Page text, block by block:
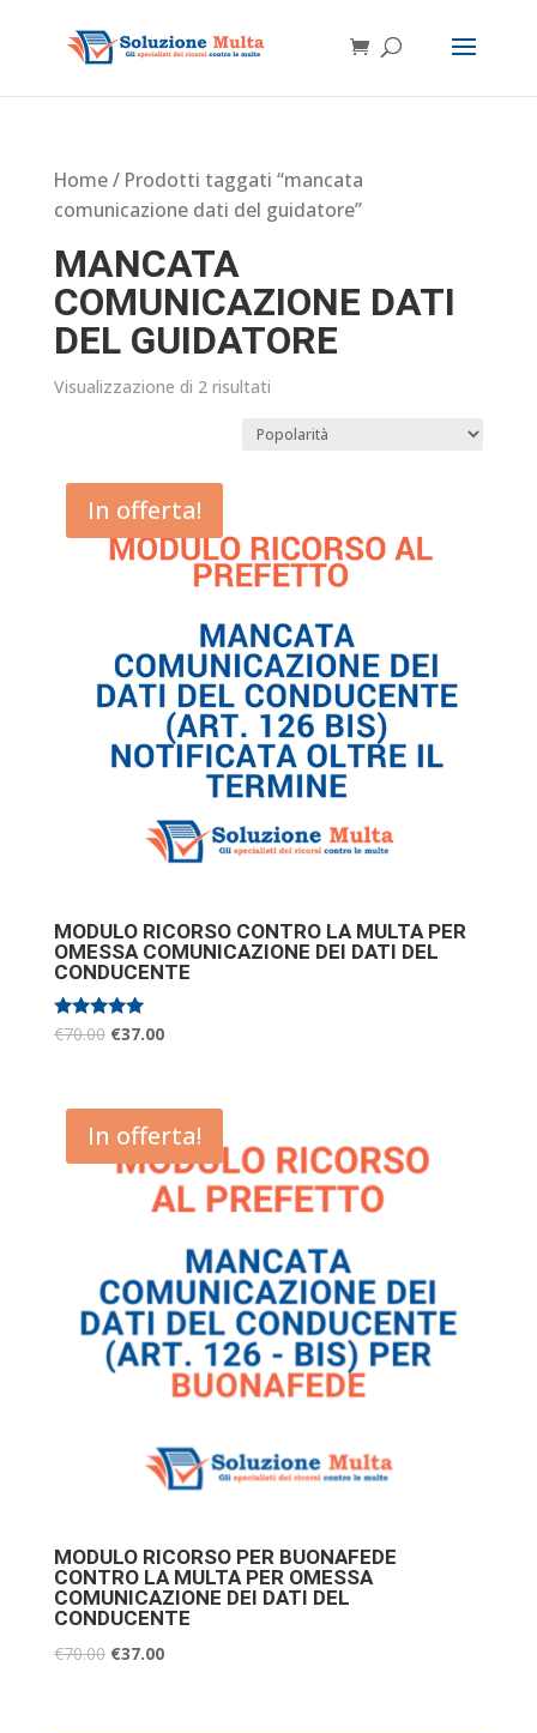
Home/ Prodotti taggati “mancata
comunicazione dati del guidatore”
MANCATA
COMUNICAZIONE DATI
DEL GUIDATORE
Visualizzazione di 2 risultati
In offerta!
MODULO RICORSO CONTRO LA MULTA PER
OMESSA COMUNICAZIONE DEI DATI DEL
CONDUCENTE
Valutato
€70.00 €37.00
In offerta!
MODULO RICORSO PER BUONAFEDE
CONTRO LA MULTA PER OMESSA
COMUNICAZIONE DEI DATI DEL
CONDUCENTE
€70.00 €37.00